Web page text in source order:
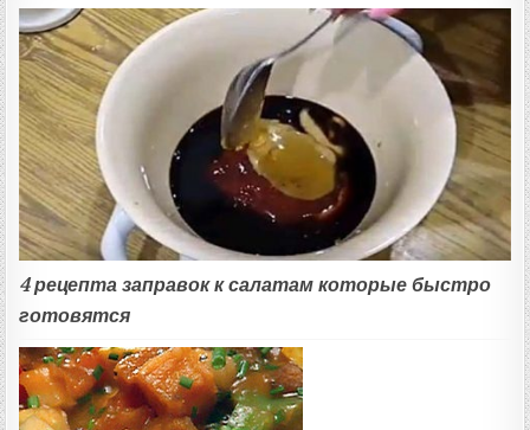
4 рецепта заправок к салатам которые быстро
готовятся